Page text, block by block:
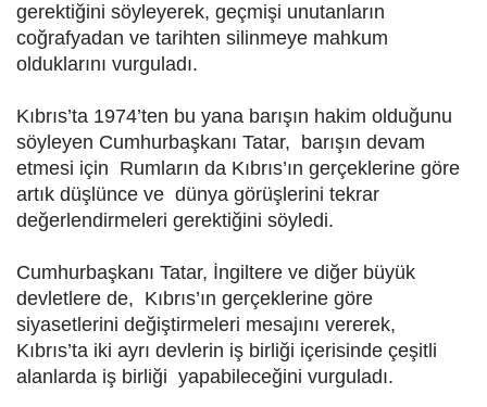
gerektiğini söyleyerek, geçmişi unutanların
coğrafyadan ve tarihten silinmeye mahkum
olduklarını vurguladı.
Kıbrıs’ta 1974’ten bu yana barışın hakim olduğunu
söyleyen Cumhurbaşkanı Tatar, barışın devam
etmesi için Rumların da Kıbrıs’ın gerçeklerine göre
artık düşlünce ve dünya görüşlerini tekrar
değerlendirmeleri gerektiğini söyledi.
Cumhurbaşkanı Tatar, İngiltere ve diğer büyük
devletlere de, Kıbrıs’ın gerçeklerine göre
siyasetlerini değiştirmeleri mesajını vererek,
Kıbrıs’ta iki ayrı devlerin iş birliği içerisinde çeşitli
alanlarda iş birliği yapabileceğini vurguladı.